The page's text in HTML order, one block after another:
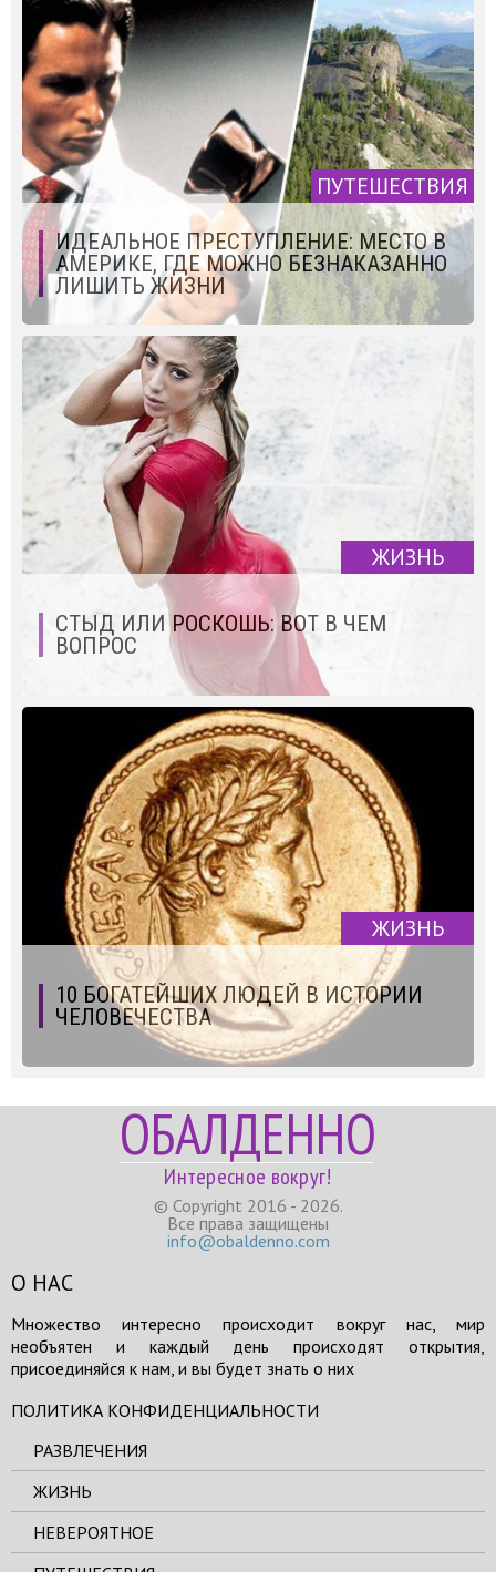
ПУТЕШЕСТВИЯ
ИДЕАЛЬНОЕ ПРЕСТУПЛЕНИЕ: МЕСТО В
АМЕРИКЕ, ГДЕ МОЖНО БЕЗНАКАЗАННО
ЛИШИТЬ ЖИЗНИ
ЖИЗНЬ
СТЫД ИЛИ РОСКОШЬ: ВОТ В ЧЕМ
ВОПРОС
ЖИЗНЬ
10 БОГАТЕЙШИХ ЛЮДЕЙ В ИСТОРИИ
ЧЕЛОВЕЧЕСТВА
ОБАЛДЕННО
Интересное вокруг!
© Copyright 2016 - 2026.
Все права защищены
info@obaldenno.com
О НАС
Множество интересно происходит вокруг нас, мир
необъятен и каждый день происходят открытия,
присоединяйся к нам, и вы будет знать о них
ПОЛИТИКА КОНФИДЕНЦИАЛЬНОСТИ
РАЗВЛЕЧЕНИЯ
ЖИЗНЬ
НЕВЕРОЯТНОЕ